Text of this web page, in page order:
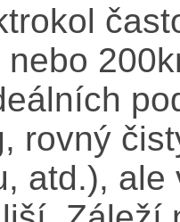
nebo
rovný
atd.),